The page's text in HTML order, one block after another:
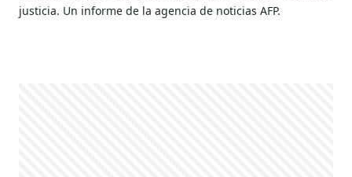
justicia. Un informe de la agencia de noticias AFP.